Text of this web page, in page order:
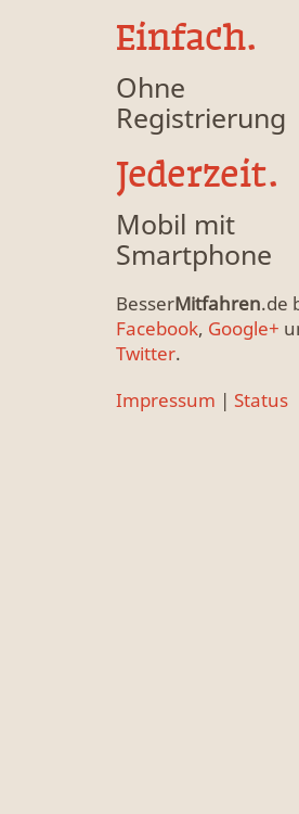
Einfach.
Ohne
Registrierung
Jederzeit.
Mobil mit
Smartphone
BesserMitfahren.de
Facebook, Google+
Twitter.
Impressum | Status